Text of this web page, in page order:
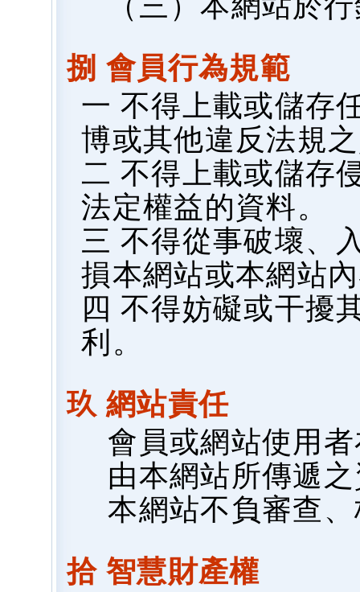
捌 會員行為規範
一 不得上載或儲存
博或其他違反法規
二 不得上載或儲存
法定權益的資料。
三 不得從事破壞、
損本網站或本網站
四 不得妨礙或干擾
利。
玖 網站責任
會員或網站使用
由本網站所傳遞
本網站不負審查
拾 智慧財產權